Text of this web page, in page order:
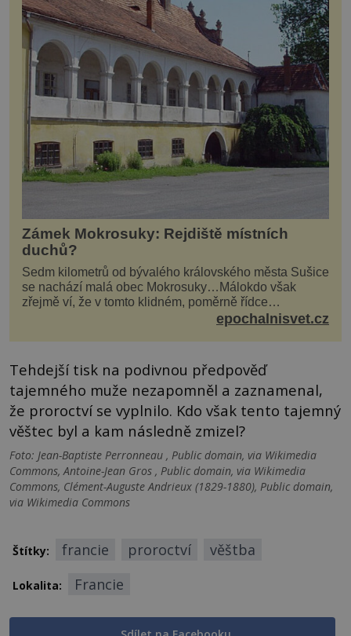
Zámek Mokrosuky: Rejdiště místních
duchů?
Sedm kilometrů od bývalého královského města Sušice
se nachází malá obec Mokrosuky…Málokdo však
zřejmě ví, že v tomto klidném, poměrně řídce
navštěvovaném koutu vesnické Šumavy se nachází
epochalnisvet.cz
Tehdejší tisk na podivnou předpověď
tajemného muže nezapomněl a zaznamenal,
že proroctví se vyplnilo. Kdo však tento tajemný
věštec byl a kam následně zmizel?
Foto: Jean-Baptiste Perronneau , Public domain, via Wikimedia
Commons, Antoine-Jean Gros , Public domain, via Wikimedia
Commons, Clément-Auguste Andrieux (1829-1880), Public domain,
via Wikimedia Commons
Štítky: francie proroctví věštba
Lokalita: Francie